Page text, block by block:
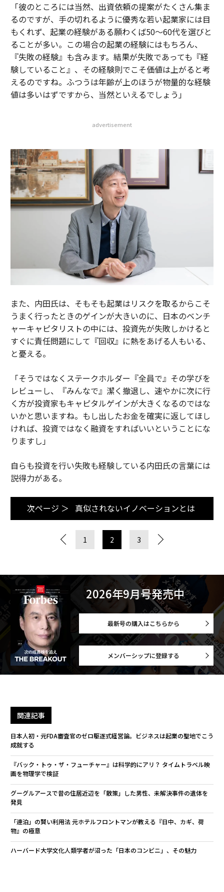
「彼のところには当然、出資依頼の提案がたくさん集ま
るのですが、手の切れるように優秀な若い起業家には目
もくれず、起業の経験がある願わくば50〜60代を選びと
ることが多い。この場合の起業の経験にはもちろん、
『失敗の経験』も含みます。結果が失敗であっても『経
験していること』、その経験則でこそ価値は上がると考
えるのですね。ふつうは年齢が上のほうが物量的な経験
値は多いはずですから、当然といえるでしょう」
advertisement
また、内田氏は、そもそも起業はリスクを取るからこそ
うまく行ったときのゲインが大きいのに、日本のベンチ
ャーキャピタリストの中には、投資先が失敗しかけると
すぐに責任問題にして『回収』に熱をあげる人もいる、
と憂える。
「そうではなくステークホルダー『全員で』その学びを
レビューし、『みんなで』潔く撤退し、速やかに次に行
く方が投資家もキャピタルゲインが大きくなるのではな
いかと思いますね。もし出したお金を確実に返してほし
ければ、投資ではなく融資をすればいいということにな
りますし」
自らも投資を行い失敗も経験している内田氏の言葉には
説得力がある。
次ページ ＞ 真似されないイノベーションとは
1 2 3
2026年9月号発売中
最新号の購入はこちらから
メンバーシップに登録する
関連記事
日本人初・元FDA審査官のゼロ駆逐式経営論。ビジネスは起業の聖地でこう
成就する
『バック・トゥ・ザ・フューチャー』は科学的にアリ？ タイムトラベル映
画を物理学で検証
グーグルアースで昔の住居近辺を「散策」した男性、未解決事件の遺体を
発見
「連泊」の賢い利用法 元ホテルフロントマンが教える『日中、カギ、荷
物』の極意
ハーバード大学文化人類学者が沼った「日本のコンビニ」、その魅力